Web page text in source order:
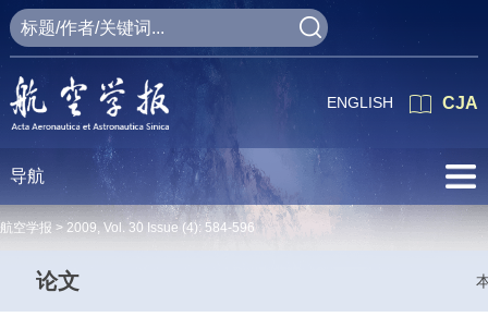
CJA
ENGLISH
导航
航空学报 > 2009, Vol. 30 Issue (4): 584-596
论文